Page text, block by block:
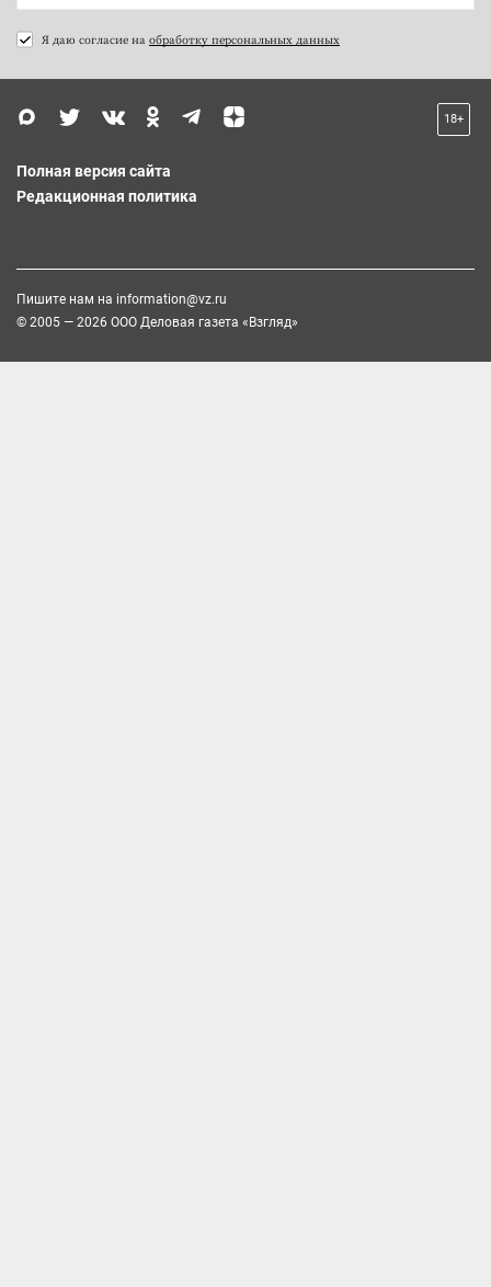
Я даю согласие на обработку персональных данных
18+
Полная версия сайта
Редакционная политика
Пишите нам на information@vz.ru
© 2005 — 2026 ООО Деловая газета «Взгляд»